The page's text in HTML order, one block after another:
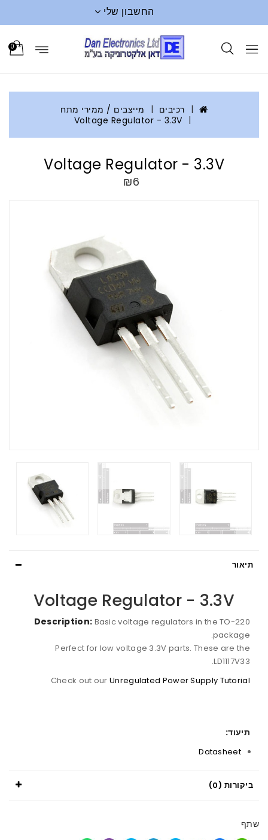
החשבון שלי
0
רכיבים
מייצבים / ממירי מתח
Voltage Regulator - 3.3V
Voltage Regulator - 3.3V
₪6
תיאור
Voltage Regulator - 3.3V
Description: Basic voltage regulators in the TO-220
package.
Perfect for low voltage 3.3V parts. These are the
LD1117V33.
Check out ourUnregulated Power Supply Tutorial
תיעוד:
Datasheet
ביקורות (0)
שתף